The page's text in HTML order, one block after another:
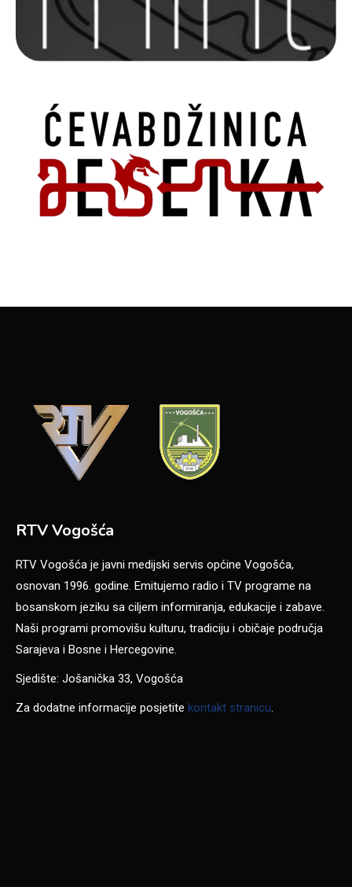
RTV Vogošća
RTV Vogošća je javni medijski servis općine Vogošća,
osnovan 1996. godine. Emitujemo radio i TV programe na
bosanskom jeziku sa ciljem informiranja, edukacije i zabave.
Naši programi promovišu kulturu, tradiciju i običaje područja
Sarajeva i Bosne i Hercegovine.
Sjedište: Jošanička 33, Vogošća
Za dodatne informacije posjetite kontakt stranicu